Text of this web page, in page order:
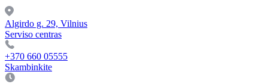
Algirdo g. 29, Vilnius
Serviso centras
+370 660 05555
Skambinkite